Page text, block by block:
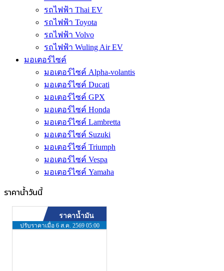
รถไฟฟ้า Thai EV
รถไฟฟ้า Toyota
รถไฟฟ้า Volvo
รถไฟฟ้า Wuling Air EV
มอเตอร์ไซค์
มอเตอร์ไซค์ Alpha-volantis
มอเตอร์ไซค์ Ducati
มอเตอร์ไซค์ GPX
มอเตอร์ไซค์ Honda
มอเตอร์ไซค์ Lambretta
มอเตอร์ไซค์ Suzuki
มอเตอร์ไซค์ Triumph
มอเตอร์ไซค์ Vespa
มอเตอร์ไซค์ Yamaha
ราคาน้ำวันนี้